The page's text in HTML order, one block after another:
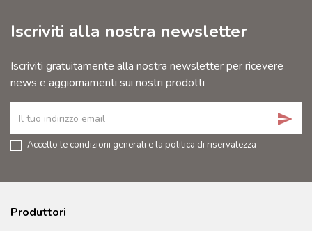
Iscriviti alla nostra newsletter
Iscriviti gratuitamente alla nostra newsletter per ricevere
news e aggiornamenti sui nostri prodotti
send
Accetto le condizioni generali e la politica di riservatezza
Produttori